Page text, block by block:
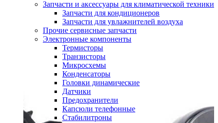
Запчасти и аксессуары для климатической техники
Запчасти для кондиционеров
Запчасти для увлажнителей воздуха
Прочие сервисные запчасти
Электронные компоненты
Термисторы
Транзисторы
Микросхемы
Конденсаторы
Головки динамические
Датчики
Предохранители
Капсюли телефонные
Стабилитроны